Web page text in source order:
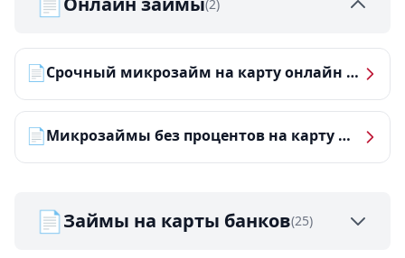
(2)
📄 Срочный микрозайм на карту онлайн — получить деньги за 5 минут
📄 Микрозаймы без процентов на карту — ТОП-10 за 2026 год
📄Займы на карты банков(25)